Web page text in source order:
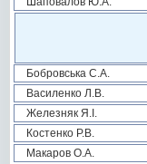
Бобровська С.А.
Василенко Л.В.
Железняк Я.І.
Костенко Р.В.
Макаров О.А.